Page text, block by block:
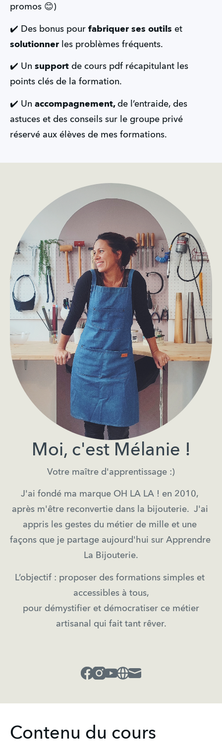
promos 😊)
✔️ Des bonus pour fabriquer ses outils
solutionner
les problèmes fréquents.
✔️ Un support de cours pdf récapitulant les
points clés de la formation.
✔️ Un accompagnement, de l’entraide, des
astuces et des conseils sur le groupe privé
réservé aux élèves de mes formations.
Moi, c'est Mélanie !
Votre maître d'apprentissage :)
J'ai fondé ma marque OH LA LA ! en 2010,
après m'être reconvertie dans la bijouterie.  J'ai
appris les gestes du métier de mille et une
façons que je partage aujourd'hui sur Apprendre
La Bijouterie.
L’objectif : proposer des formations simples et
accessibles à tous,
artisanal qui fait tant rêver.
Facebook
Instagram
Youtube
Website
Mail
Contenu du cours